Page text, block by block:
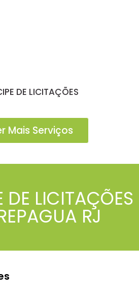
DE LICITAÇÕES
Mais Serviços
DE LICITAÇÕES
RJ